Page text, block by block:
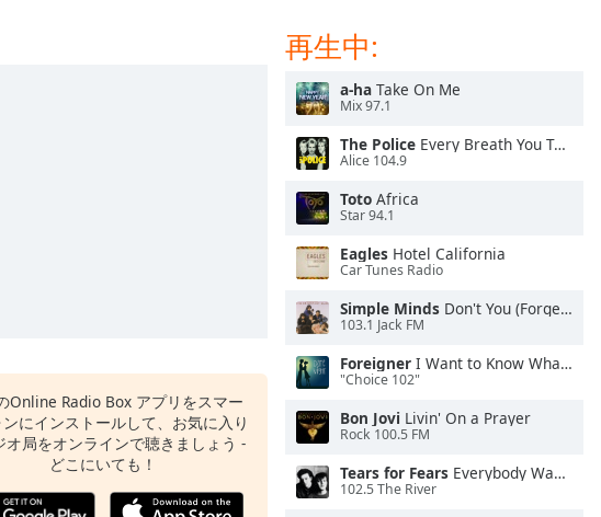
Online Radio Box アプリをスマー
ンにインストールして、お気に入り
オ局をオンラインで聴きましょう -
どこにいても！
再生中:
a-ha Take On Me
Mix 97.1
The Police Every Breath You Take
Alice 104.9
Toto Africa
Star 94.1
Eagles Hotel California
Car Tunes Radio
Simple Minds Don't You (Forget About Me)
103.1 Jack FM
Foreigner I Want to Know What Love Is
"Choice 102"
Bon Jovi Livin' On a Prayer
Rock 100.5 FM
Tears for Fears Everybody Wants To Rule the World
102.5 The River